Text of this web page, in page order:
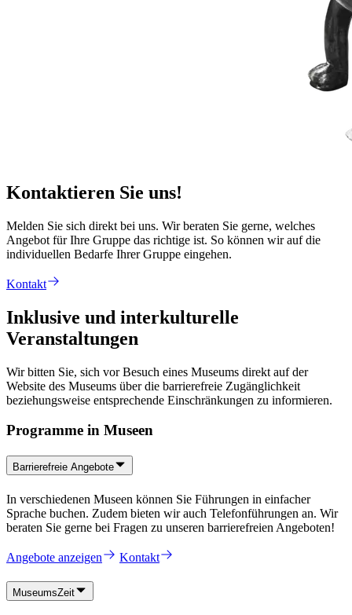
Kontaktieren Sie uns!
Melden Sie sich direkt bei uns. Wir beraten Sie gerne, welches
Angebot für Ihre Gruppe das richtige ist. So können wir auf die
individuellen Bedarfe Ihrer Gruppe eingehen.
Kontakt
Inklusive und interkulturelle
Veranstaltungen
Wir bitten Sie, sich vor Besuch eines Museums direkt auf der
Website des Museums über die barrierefreie Zugänglichkeit
beziehungsweise entsprechende Einschränkungen zu informieren.
Programme in Museen
Barrierefreie Angebote
In verschiedenen Museen können Sie Führungen in einfacher
Sprache buchen. Zudem bieten wir auch Telefonführungen an. Wir
beraten Sie gerne bei Fragen zu unseren barrierefreien Angeboten!
Angebote anzeigen Kontakt
MuseumsZeit